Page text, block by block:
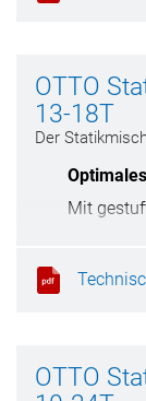
OTTO
13-18T
Der
Mit
OTTO